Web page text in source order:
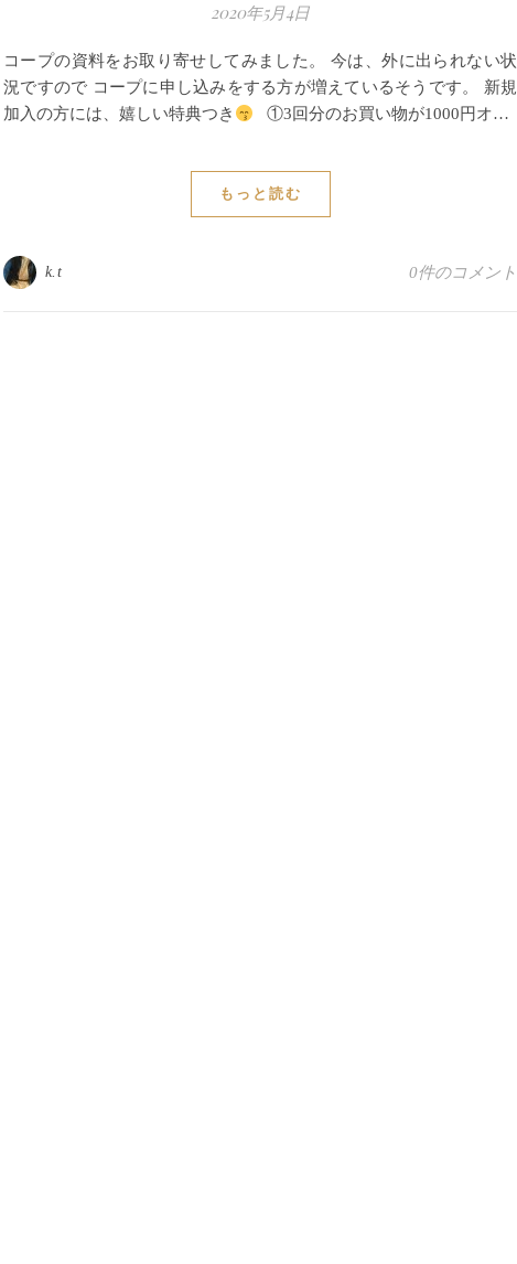
2020年5月4日
コープの資料をお取り寄せしてみました。 今は、外に出られない状
況ですので コープに申し込みをする方が増えているそうです。 新規
加入の方には、嬉しい特典つき
①3回分のお買い物が1000円オ…
もっと読む
k.t 0件のコメント